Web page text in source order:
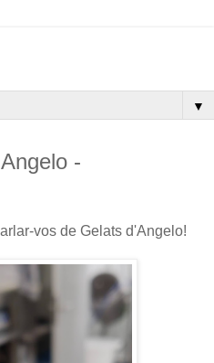
▼
-
vos de Gelats d'Angelo!